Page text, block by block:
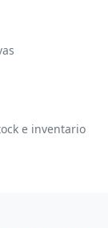
e inventario